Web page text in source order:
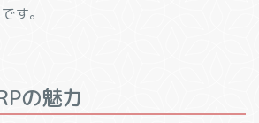
す。
の魅力